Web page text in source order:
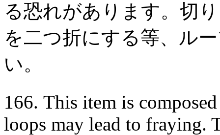
る恐れがあります。切
を二つ折にする等、ル
い。
166. This item is
loops may lead to fraying.